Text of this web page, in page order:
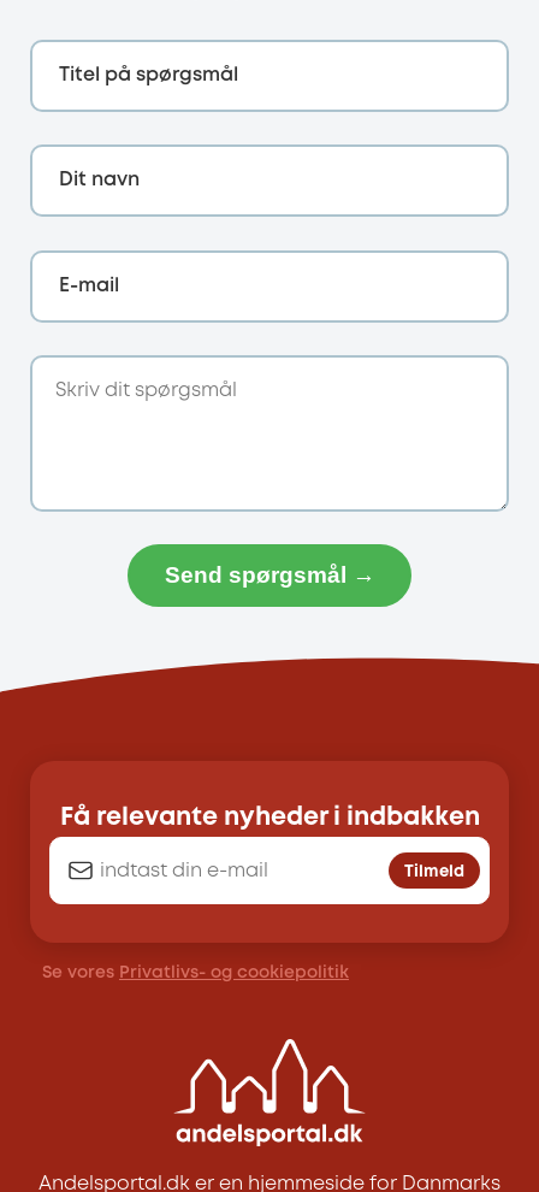
Titel på spørgsmål
Dit navn
E-mail
Send spørgsmål →
Få relevante nyheder i indbakken
Tilmeld
Se vores Privatlivs- og cookiepolitik
Andelsportal.dk er en hjemmeside for Danmarks